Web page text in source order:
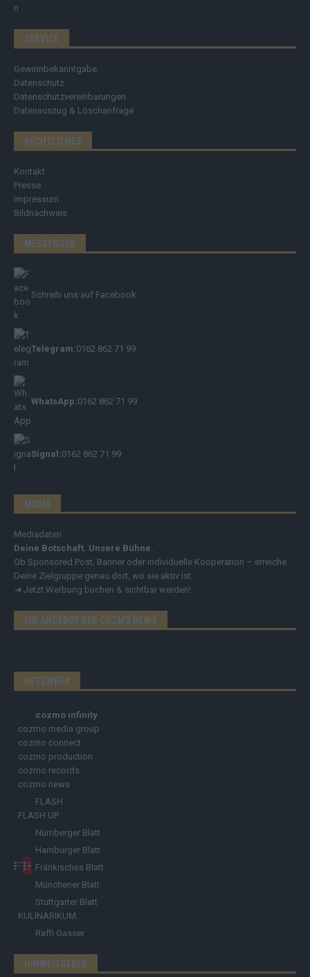
SERVICE
Gewinnbekanntgabe
Datenschutz
Datenschutzvereinbarungen
Datenauszug & Löschanfrage
RECHTLICHES
Kontakt
Presse
Impressum
Bildnachweis
MESSENGER
Schreib uns auf Facebook
Telegram:0162 862 71 99
WhatsApp:0162 862 71 99
Signal:0162 862 71 99
MEDIA
Mediadaten
Deine Botschaft. Unsere Bühne.
Ob Sponsored Post, Banner oder individuelle Kooperation – erreiche
Deine Zielgruppe genau dort, wo sie aktiv ist.
➔ Jetzt Werbung buchen & sichtbar werden!
EIN ANGEBOT DER COZMO NEWS
NETZWERK
cozmo infinity
cozmo media group
cozmo connect
cozmo production
cozmo records
cozmo news
FLASH
FLASH UP
Nürnberger Blatt
Hamburger Blatt
Fränkisches Blatt
Münchener Blatt
Stuttgarter Blatt
KULINARIKUM.
Raffi Gasser
HINWEISGEBER